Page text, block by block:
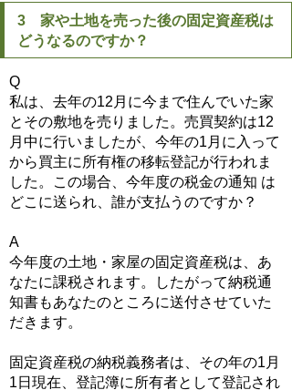
3 家や土地を売った後の固定資産税は
どうなるのですか？
Q
私は、去年の12月に今まで住んでいた家
とその敷地を売りました。売買契約は12
月中に行いましたが、今年の1月に入って
から買主に所有権の移転登記が行われま
した。この場合、今年度の税金の通知 は
どこに送られ、誰が支払うのですか？
A
今年度の土地・家屋の固定資産税は、あ
なたに課税されます。したがって納税通
知書もあなたのところに送付させていた
だきます。
固定資産税の納税義務者は、その年の1月
1日現在、登記簿に所有者として登記され